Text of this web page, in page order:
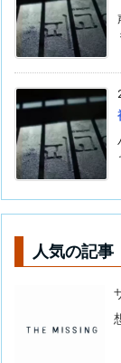
人気の記事